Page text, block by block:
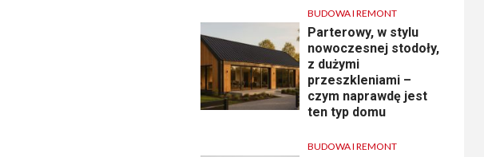
BUDOWA I REMONT
Parterowy, w stylu
nowoczesnej stodoły,
z dużymi
przeszkleniami –
czym naprawdę jest
ten typ domu
BUDOWA I REMONT